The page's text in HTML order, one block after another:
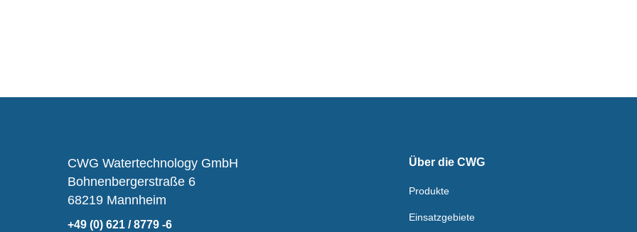
CWG Watertechnology GmbH
Bohnenbergerstraße 6
68219 Mannheim
+49 (0) 621 / 8779 -6
Über die CWG
Produkte
Einsatzgebiete